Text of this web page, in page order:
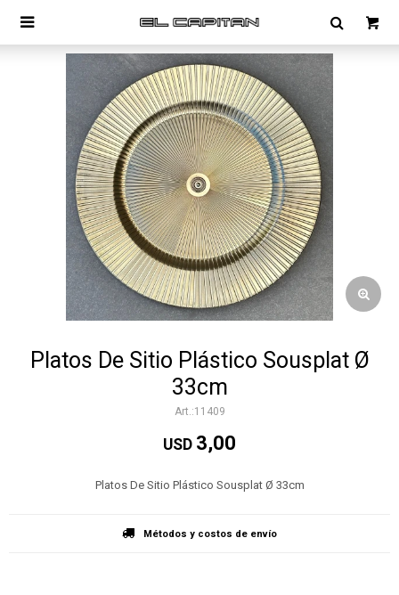

Platos De Sitio Plástico Sousplat Ø
33cm
11409
USD 3,00
Platos De Sitio Plástico Sousplat Ø 33cm
Métodos y costos de envío